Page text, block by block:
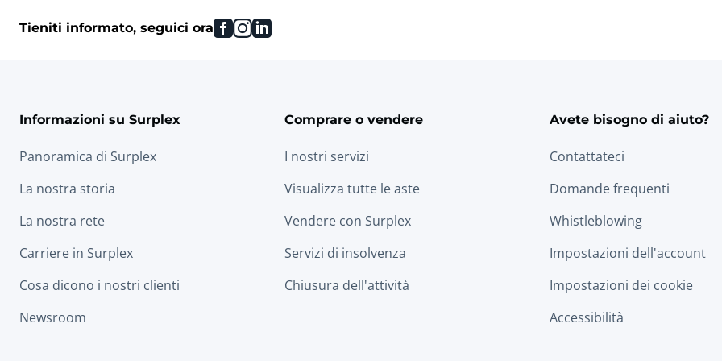
Tieniti informato, seguici ora facebook
instagram
linkedin
Informazioni su Surplex
Panoramica di Surplex
La nostra storia
La nostra rete
Carriere in Surplex
Cosa dicono i nostri clienti
Newsroom
Comprare o vendere
I nostri servizi
Visualizza tutte le aste
Vendere con Surplex
Servizi di insolvenza
Chiusura dell'attività
Avete bisogno di aiuto?
Contattateci
Domande frequenti
Whistleblowing
Impostazioni dell'account
Impostazioni dei cookie
Accessibilità